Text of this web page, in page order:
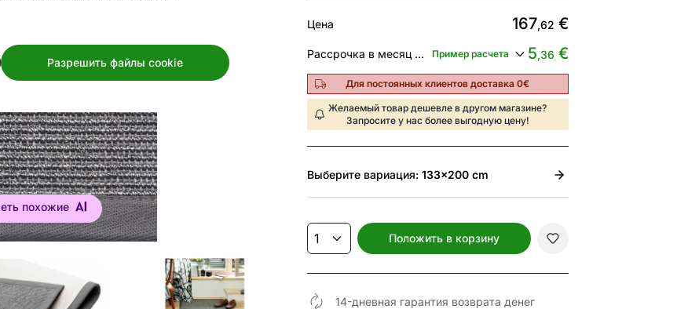
Разрешить файлы cookie
похожие
Цена 167,62 €
Рассрочка в месяц от Пример расчета 5,36 €
Для постоянных клиентов доставка 0€
Желаемый товар дешевле в другом магазине?
Запросите у нас более выгодную цену!
Выберите вариация: 133x200 cm
Положить в корзину
14-дневная гарантия возврата денег